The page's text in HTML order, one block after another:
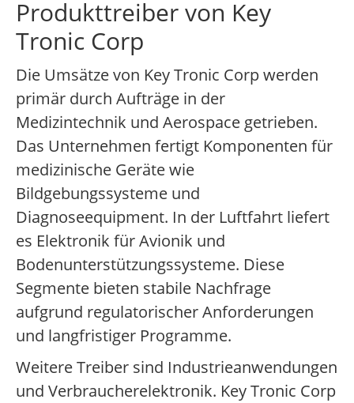
Produkttreiber von Key
Tronic Corp
Die Umsätze von Key Tronic Corp werden
primär durch Aufträge in der
Medizintechnik und Aerospace getrieben.
Das Unternehmen fertigt Komponenten für
medizinische Geräte wie
Bildgebungssysteme und
Diagnoseequipment. In der Luftfahrt liefert
es Elektronik für Avionik und
Bodenunterstützungssysteme. Diese
Segmente bieten stabile Nachfrage
aufgrund regulatorischer Anforderungen
und langfristiger Programme.
Weitere Treiber sind Industrieanwendungen
und Verbraucherelektronik. Key Tronic Corp